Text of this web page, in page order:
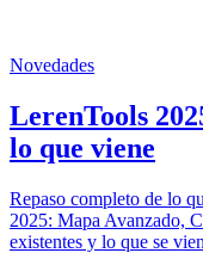
Novedades
LerenTools
lo que viene
Repaso completo de lo
2025: Mapa Avanzado,
existentes y lo que se